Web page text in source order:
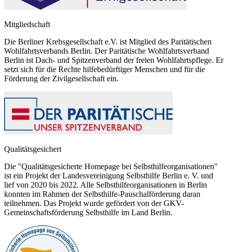
Mitgliedschaft
Die Berliner Krebsgesellschaft e.V. ist Mitglied des Paritätischen
Wohlfahrtsverbands Berlin. Der Paritätische Wohlfahrtsverband
Berlin ist Dach- und Spitzenverband der freien Wohlfahrtspflege. Er
setzt sich für die Rechte hilfebedürftiger Menschen und für die
Förderung der Zivilgesellschaft ein.
Qualitätsgesichert
Die "Qualitätsgesicherte Homepage bei Selbsthilfeorganisationen"
ist ein Projekt der Landesvereinigung Selbsthilfe Berlin e. V. und
lief von 2020 bis 2022. Alle Selbsthilfeorganisationen in Berlin
konnten im Rahmen der Selbsthilfe-Pauschalförderung daran
teilnehmen. Das Projekt wurde gefördert von der GKV-
Gemeinschaftsförderung Selbsthilfe im Land Berlin.